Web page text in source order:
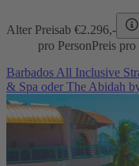
Alter Preisab €2.296,-
pro PersonPreis pro
Barbados All Inclusive
& Spa oder The Abidah